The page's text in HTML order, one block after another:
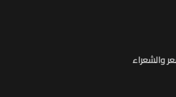
والشعراء